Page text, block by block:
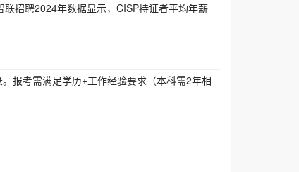
招聘2024年数据显示，CISP持证者平均年薪
报考需满足学历+工作经验要求（本科需2年相